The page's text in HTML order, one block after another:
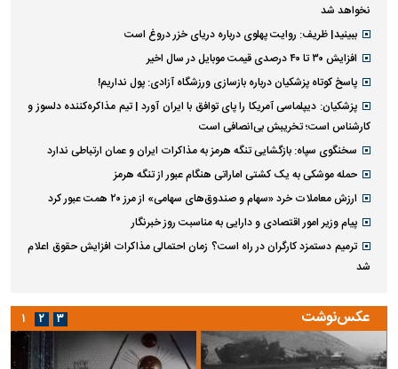
نخواهد شد
ببینید| ظریف: روایت پهلوی درباره دریای خزر دروغ است
افزایش ۳۰ تا ۴۰ درصدی قیمت موبایل در سال اخیر
پاسخ کوتاه پزشکیان درباره بازسازی ورزشگاه آزادی: پول نداریم!
پزشکیان: دیپلماسی آمریکا را پای توافق با ایران آورد | تیم مذاکره‌کننده دلسوز و
کارشناس است؛ تخریبش بی‌انصافی است
سخنگوی سپاه: بازگشایی تنگه هرمز به مذاکرات ایران و عمان ارتباطی ندارد
حمله موشکی به یک کشتی اماراتی هنگام عبور از تنگه هرمز
ارزش معاملات خرد «سهام و صندوق‌های سهامی» از مرز ۲۰ همت عبور کرد
پیام وزیر امور اقتصادی و دارایی به مناسبت روز خبرنگار
ترمیم دستمزد کارگران در راه است؟ زمان احتمالی مذاکرات افزایش حقوق اعلام
شد
عکس‌نوشت ۱ ۲ ۳